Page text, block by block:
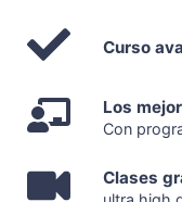
Curso
Los
Con
Clases